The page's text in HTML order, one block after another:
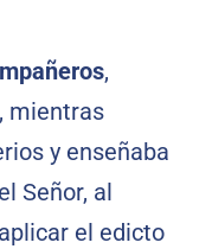
,
mientras
y enseñaba
Señor, al
el edicto